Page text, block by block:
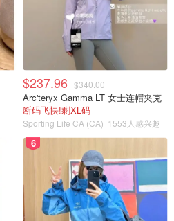
$237.96 $340.00
Arc'teryx Gamma LT 女士连帽夹克
断码飞快!剩XL码
Sporting Life CA (CA) 1553人感兴趣
6